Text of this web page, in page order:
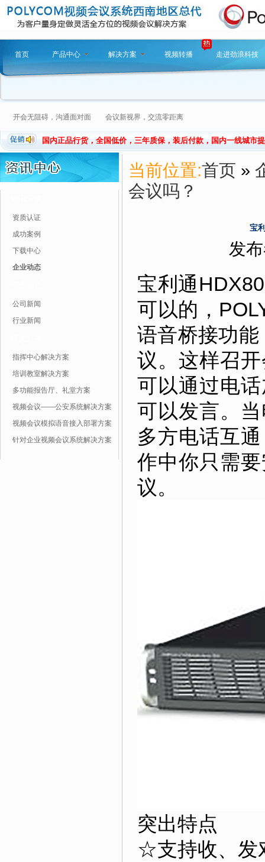
首页 产品中心 解决方案 视频转播 走进劲浪科技
开会无阻碍，沟通面对面 会议新视界，交流零距离
国内正品行货，全国低价，三年质保，装后付款，国内一线城市
资质认证
成功案例
下载中心
企业动态
公司新闻
行业新闻
指挥中心解决方案
培训教室解决方案
多功能报告厅、礼堂方案
视频会议——公安系统解决方案
视频会议模拟语音接入部署方案
针对企业视频会议系统解决方案
当前位置:首页 »
会议吗？
宝
发
宝利通
可以的，
语音桥接功
议。这样召
可以通过电
可以发言。
多方电话互
作中你只需
议。
突出特点
☆支持收、发